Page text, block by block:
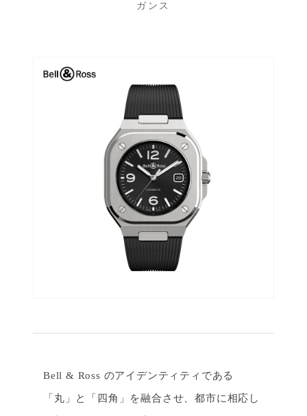
ガンス
Bell & Ross のアイデンティティである
「丸」と「四角」を融合させ、都市に相応し